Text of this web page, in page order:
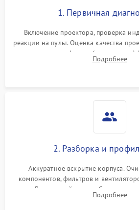
1. Первичная
Включение проектора, проверка
реакции на пульт. Оценка качества
наличия артефактов (точки,
системы охлаждения по уровню
Подробнее
2. Разборка и
Аккуратное вскрытие корпуса.
компонентов, фильтров и
пыли. Визуальный осмотр блока
материнской платы на наличие
Подробнее